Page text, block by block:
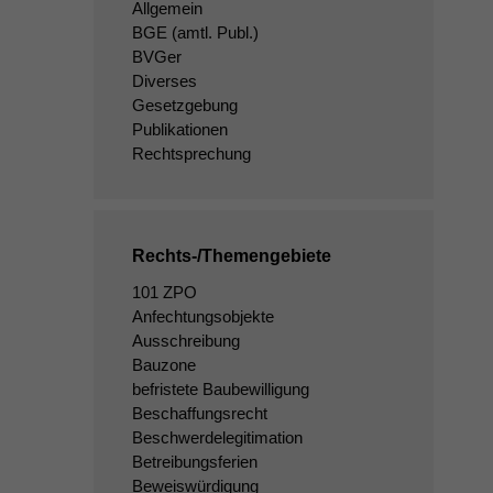
Allgemein
BGE (amtl. Publ.)
BVGer
Diverses
Gesetzgebung
Publikationen
Rechtsprechung
Rechts-/Themengebiete
101 ZPO
Anfechtungsobjekte
Ausschreibung
Bauzone
befristete Baubewilligung
Beschaffungsrecht
Beschwerdelegitimation
Betreibungsferien
Beweiswürdigung